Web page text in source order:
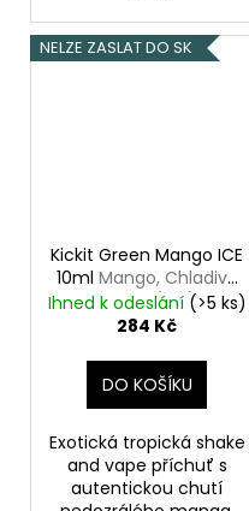
NELZE ZASLAT DO SK
Kickit Green Mango ICE
10ml Mango, Chladivá
složka (ICE)
Ihned k odeslání (>5 ks)
284 Kč
DO KOŠÍKU
Exotická tropická shake
and vape příchuť s
autentickou chutí